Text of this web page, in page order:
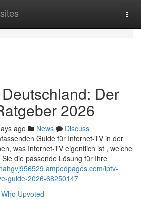
Der
2026
ago News
Discuss
Guide für Internet-TV in der
was Internet-TV eigentlich ist , welche
die passende Lösung für Ihre
iptv-
guide-2026-68250147
Who Upvoted